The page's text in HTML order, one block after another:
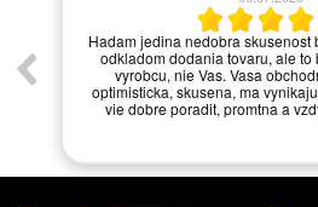
Hadam jedina nedobra skusenost
odkladom dodania tovaru, ale to
vyrobcu, nie Vas. Vasa
optimisticka, skusena, ma
vie dobre poradit, promtna a